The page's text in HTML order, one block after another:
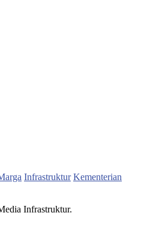
Infrastruktur Kementerian
Infrastruktur.